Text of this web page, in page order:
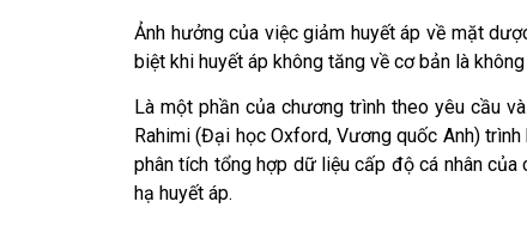
Ảnh hưởng của việc giảm huyết áp về mặt
biệt khi huyết áp không tăng về cơ bản là
Là một phần của chương trình theo yêu cầu
Rahimi (Đại học Oxford, Vương quốc Anh)
phân tích tổng hợp dữ liệu cấp độ cá nhân
hạ huyết áp.